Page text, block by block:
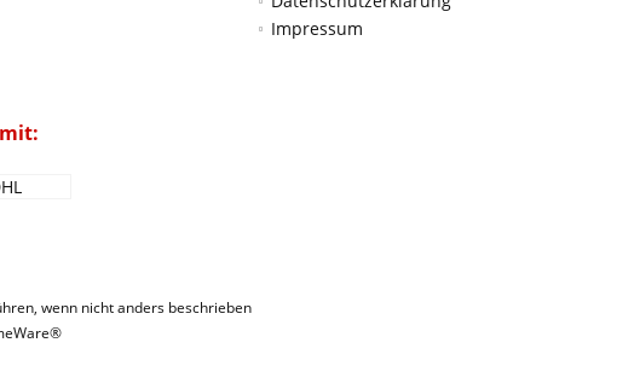
Impressum
wenn nicht anders beschrieben